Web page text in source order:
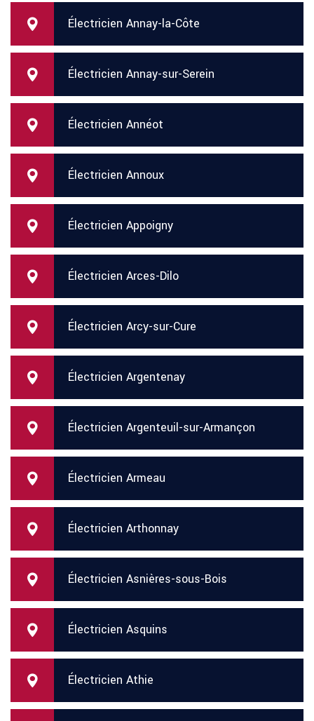
Électricien Annay-la-Côte
Électricien Annay-sur-Serein
Électricien Annéot
Électricien Annoux
Électricien Appoigny
Électricien Arces-Dilo
Électricien Arcy-sur-Cure
Électricien Argentenay
Électricien Argenteuil-sur-Armançon
Électricien Armeau
Électricien Arthonnay
Électricien Asnières-sous-Bois
Électricien Asquins
Électricien Athie